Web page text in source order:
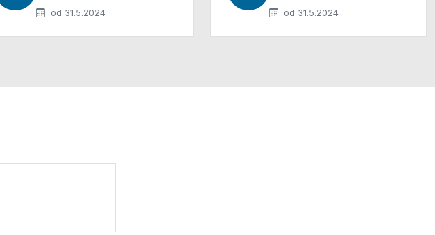
od 31.5.2024 od 31.5.2024